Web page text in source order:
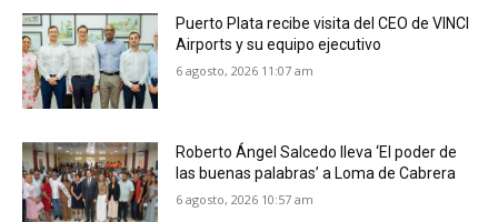
Puerto Plata recibe visita del CEO de VINCI
Airports y su equipo ejecutivo
6 agosto, 2026 11:07 am
Roberto Ángel Salcedo lleva ‘El poder de
las buenas palabras’ a Loma de Cabrera
6 agosto, 2026 10:57 am